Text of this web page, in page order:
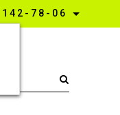
78-06